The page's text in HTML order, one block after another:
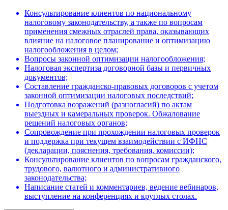
Консультирование клиентов по национальному
налоговому законодательству, а также по вопросам
применения смежных отраслей права, оказывающих
влияние на налоговое планирование и оптимизацию
налогообложения в целом;
Вопросы законной оптимизации налогообложения;
Налоговая экспертиза договорной базы и первичных
документов;
Составление гражданско-правовых договоров с учетом
законной оптимизации налоговых последствий;
Подготовка возражений (разногласий) по актам
выездных и камеральных проверок. Обжалование
решений налоговых органов;
Сопровождение при прохождении налоговых проверок
и поддержка при текущем взаимодействии с ИФНС
(декларации, пояснения, требования, комиссии);
Консультирование клиентов по вопросам гражданского,
трудового, валютного и административного
законодательства;
Написание статей и комментариев, ведение вебинаров,
выступление на конференциях и круглых столах.